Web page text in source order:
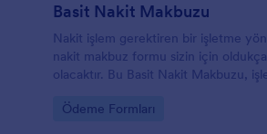
Basit Nakit Makbuzu
Nakit işlem gerektiren bir işletme
nakit makbuz formu sizin için oldukça
olacaktır. Bu Basit Nakit Makbuzu,
tarafından, müşterilerinden gelen
Go to Category:
Ödeme Formları